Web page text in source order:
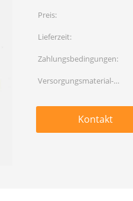
Preis:
Lieferzeit:
Zahlungsbedingungen:
Versorgungsmaterial-
Kontakt